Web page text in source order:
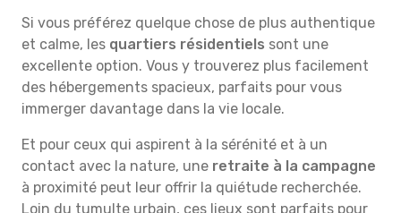
Si vous préférez quelque chose de plus authentique
et calme, les quartiers résidentiels sont une
excellente option. Vous y trouverez plus facilement
des hébergements spacieux, parfaits pour vous
immerger davantage dans la vie locale.
Et pour ceux qui aspirent à la sérénité et à un
contact avec la nature, une retraite à la campagne
à proximité peut leur offrir la quiétude recherchée.
Loin du tumulte urbain, ces lieux sont parfaits pour